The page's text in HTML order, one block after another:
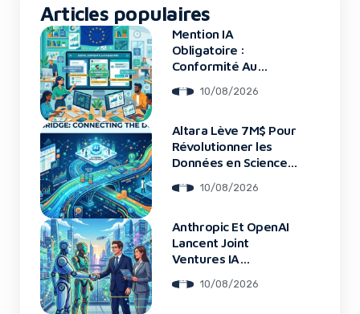
Articles populaires
Mention IA
Obligatoire :
Conformité Au
10/08/2026
Altara Lève 7M$ Pour
Révolutionner les
Données en Sciences
10/08/2026
Anthropic Et OpenAI
Lancent Joint
Ventures IA
10/08/2026
using an ad-blocker!
Yes, I will turn off Ad-Blocker
No Thanks